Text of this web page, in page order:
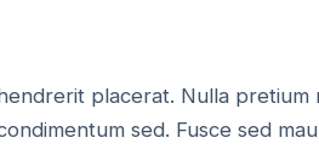
placerat. Nulla pretium
sed. Fusce sed